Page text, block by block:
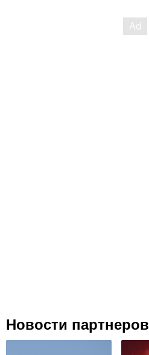
Новости партнеров